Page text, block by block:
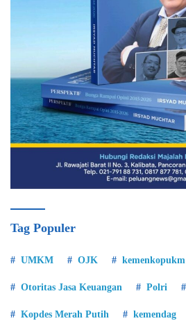
Tag Populer
UMKM OJK kemenkopukm
Otoritas Jasa Keuangan Polri
Kopdes Merah Putih kemendag